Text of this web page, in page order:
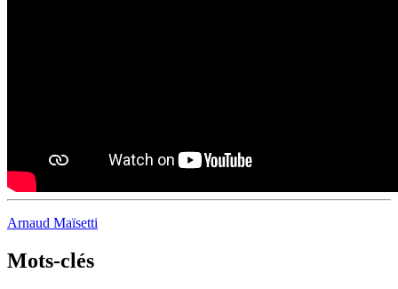
Arnaud Maïsetti
Mots-clés